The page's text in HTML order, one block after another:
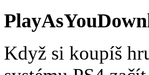
Když si koupíš